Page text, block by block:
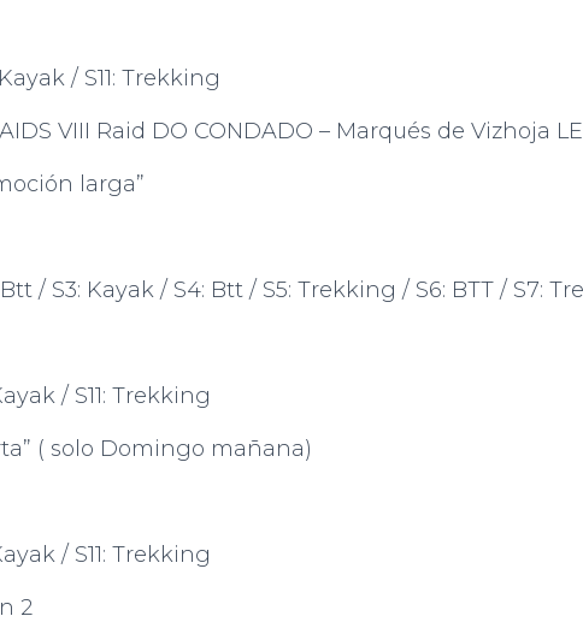
/ S11: Trekking
VIII Raid DO CONDADO – Marqués de Vizhoja
larga”
/ S3: Kayak / S4: Btt / S5: Trekking / S6: BTT / S7:
/ S11: Trekking
( solo Domingo mañana)
/ S11: Trekking
2